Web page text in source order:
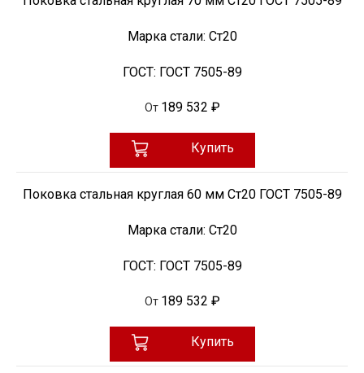
Марка стали: Ст20
ГОСТ: ГОСТ 7505-89
От 189 532 ₽
Купить
Поковка стальная круглая 60 мм Ст20 ГОСТ 7505-89
Марка стали: Ст20
ГОСТ: ГОСТ 7505-89
От 189 532 ₽
Купить